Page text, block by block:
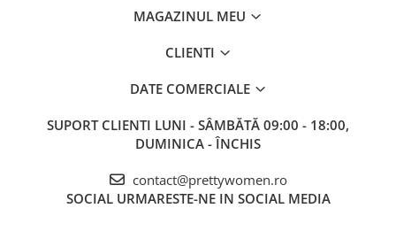
MAGAZINUL MEU
CLIENTI
DATE COMERCIALE
SUPORT CLIENTI LUNI - SÂMBĂTĂ 09:00 - 18:00,
DUMINICA - ÎNCHIS
contact@prettywomen.ro
SOCIAL URMARESTE-NE IN SOCIAL MEDIA